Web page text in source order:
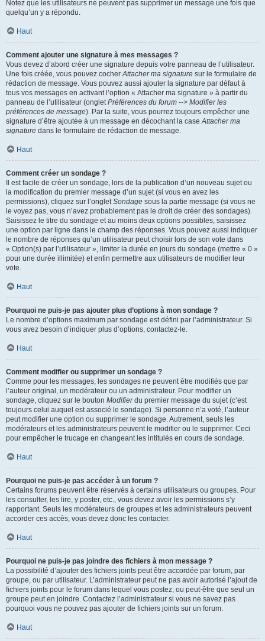
Notez que les utilisateurs ne peuvent pas supprimer un message une fois que
quelqu’un y a répondu.
Haut
Comment ajouter une signature à mes messages ?
Vous devez d’abord créer une signature depuis votre panneau de l’utilisateur.
Une fois créée, vous pouvez cocher Attacher ma signature sur le formulaire de
rédaction de message. Vous pouvez aussi ajouter la signature par défaut à
tous vos messages en activant l’option « Attacher ma signature » à partir du
panneau de l’utilisateur (onglet Préférences du forum --> Modifier les
préférences de message). Par la suite, vous pourrez toujours empêcher une
signature d’être ajoutée à un message en décochant la case Attacher ma
signature dans le formulaire de rédaction de message.
Haut
Comment créer un sondage ?
Il est facile de créer un sondage, lors de la publication d’un nouveau sujet ou
la modification du premier message d’un sujet (si vous en avez les
permissions), cliquez sur l’onglet Sondage sous la partie message (si vous ne
le voyez pas, vous n’avez probablement pas le droit de créer des sondages).
Saisissez le titre du sondage et au moins deux options possibles, saisissez
une option par ligne dans le champ des réponses. Vous pouvez aussi indiquer
le nombre de réponses qu’un utilisateur peut choisir lors de son vote dans
« Option(s) par l’utilisateur », limiter la durée en jours du sondage (mettre « 0 »
pour une durée illimitée) et enfin permettre aux utilisateurs de modifier leur
vote.
Haut
Pourquoi ne puis-je pas ajouter plus d’options à mon sondage ?
Le nombre d’options maximum par sondage est défini par l’administrateur. Si
vous avez besoin d’indiquer plus d’options, contactez-le.
Haut
Comment modifier ou supprimer un sondage ?
Comme pour les messages, les sondages ne peuvent être modifiés que par
l’auteur original, un modérateur ou un administrateur. Pour modifier un
sondage, cliquez sur le bouton Modifierdu premier message du sujet (c’est
toujours celui auquel est associé le sondage). Si personne n’a voté, l’auteur
peut modifier une option ou supprimer le sondage. Autrement, seuls les
modérateurs et les administrateurs peuvent le modifier ou le supprimer. Ceci
pour empêcher le trucage en changeant les intitulés en cours de sondage.
Haut
Pourquoi ne puis-je pas accéder à un forum ?
Certains forums peuvent être réservés à certains utilisateurs ou groupes. Pour
les consulter, les lire, y poster, etc., vous devez avoir les permissions s’y
rapportant. Seuls les modérateurs de groupes et les administrateurs peuvent
accorder ces accès, vous devez donc les contacter.
Haut
Pourquoi ne puis-je pas joindre des fichiers à mon message ?
La possibilité d’ajouter des fichiers joints peut être accordée par forum, par
groupe, ou par utilisateur. L’administrateur peut ne pas avoir autorisé l’ajout de
fichiers joints pour le forum dans lequel vous postez, ou peut-être que seul un
groupe peut en joindre. Contactez l’administrateur si vous ne savez pas
pourquoi vous ne pouvez pas ajouter de fichiers joints sur un forum.
Haut